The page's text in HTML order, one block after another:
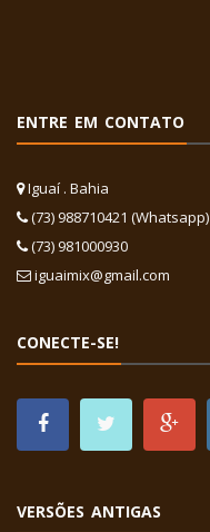
ENTRE EM CONTATO
Iguaí . Bahia
(73) 988710421 (Whatsapp)
(73) 981000930
iguaimix@gmail.com
CONECTE-SE!
VERSÕES ANTIGAS